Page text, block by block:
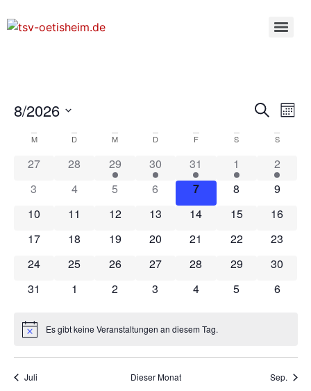
und
Suche
8/2026
wählen.
Kalender
von
Veranstaltungen
M D M D F S S
27 28 29 30 31 1
2
3
4 5 6 7 8
9
10
11 12 13 14 15
16
17
18 19 20 21 22
23
24
25 26 27 28 29
30
31
1 2 3 4 5 6
HinweisEs gibt keine Veranstaltungen an diesem Tag.
Juli Dieser Monat Sep.